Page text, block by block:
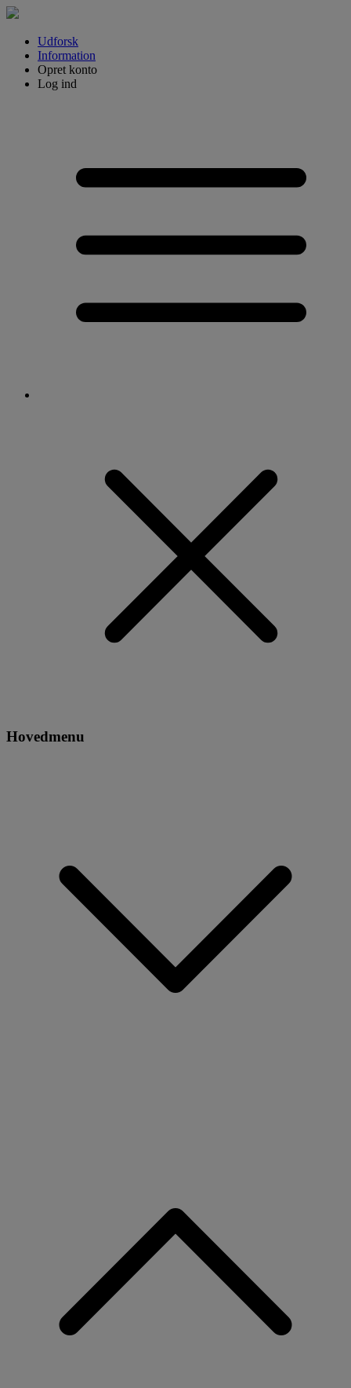
Udforsk
Information
Opret konto
Log ind
Hovedmenu